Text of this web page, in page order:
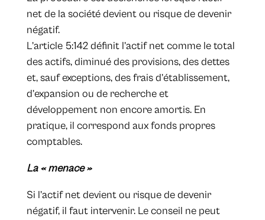
net de la société devient ou risque de devenir
négatif.
L’article 5:142 définit l’actif net comme le total
des actifs, diminué des provisions, des dettes
et, sauf exceptions, des frais d’établissement,
d’expansion ou de recherche et
développement non encore amortis. En
pratique, il correspond aux fonds propres
comptables.
La « menace »
Si l’actif net devient ou risque de devenir
négatif, il faut intervenir. Le conseil ne peut